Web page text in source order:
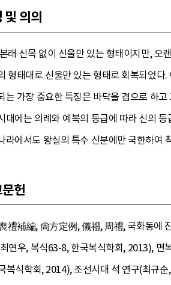
및 의의
래 신목 없이 신울만 있는 형태이지만, 오
형태대로 신울만 있는 형태로 회복되었
는 가장 중요한 특징은 바닥을 겹으로 하
대에는 의례와 예복의 등급에 따라 신의
라에서도 왕실의 특수 신분에만 국한하여
헌
禮補編, 尙方定例, 儀禮, 周禮, 국화동에
연우, 복식63-8, 한국복식학회, 2013), 면
복식학회, 2014), 조선시대 석 연구(최